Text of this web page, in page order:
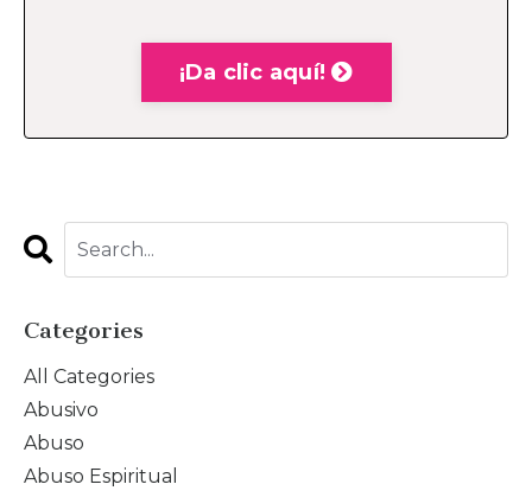
¡Da clic aquí!
Categories
All Categories
Abusivo
Abuso
Abuso Espiritual